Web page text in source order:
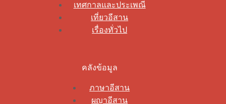
เทศกาลและประเพณี
เที่ยวอีสาน
เรื่องทั่วไป
คลังข้อมูล
ภาษาอีสาน
ผญาอีสาน